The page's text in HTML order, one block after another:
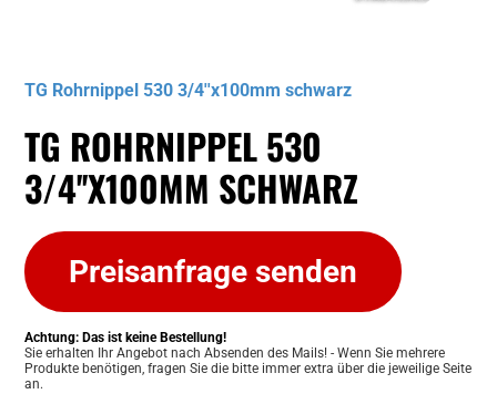
TG Rohrnippel 530 3/4''x100mm schwarz
TG ROHRNIPPEL 530
3/4''X100MM SCHWARZ
Preisanfrage senden
Achtung: Das ist keine Bestellung!
Sie erhalten Ihr Angebot nach Absenden des Mails! - Wenn Sie mehrere
Produkte benötigen, fragen Sie die bitte immer extra über die jeweilige Seite
an.